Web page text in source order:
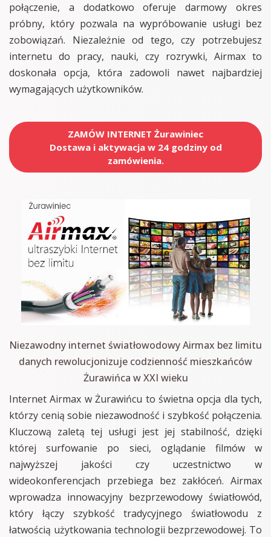
połączenie, a dodatkowo oferuje darmowy okres
próbny, który pozwala na wypróbowanie usługi bez
zobowiązań. Niezależnie od tego, czy potrzebujesz
internetu do pracy, nauki, czy rozrywki, Airmax to
doskonała opcja, która zadowoli nawet najbardziej
wymagających użytkowników.
ZAMÓW INTERNET Żurawiniec
Dostawa i aktywacja w 24 godziny od
zamówienia.
Niezawodny internet światłowodowy Airmax bez limitu
danych rewolucjonizuje codzienność mieszkańców
Żurawińca w XXI wieku
Internet Airmax w Żurawińcu to świetna opcja dla tych,
którzy cenią sobie niezawodność i szybkość połączenia.
Kluczową zaletą tej usługi jest jej stabilność, dzięki
której surfowanie po sieci, oglądanie filmów w
najwyższej jakości czy uczestnictwo w
wideokonferencjach przebiega bez zakłóceń. Airmax
wprowadza innowacyjny bezprzewodowy światłowód,
który łączy szybkość tradycyjnego światłowodu z
łatwością użytkowania technologii bezprzewodowej. To